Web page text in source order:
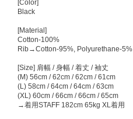
[Color]
Black
[Material]
Cotton-100%
Rib→Cotton-95%, Polyurethane-5%
[Size] 肩幅 / 身幅 / 着丈 / 袖丈
(M) 56cm / 62cm / 62cm / 61cm
(L) 58cm / 64cm / 64cm / 63cm
(XL) 60cm / 66cm / 66cm / 65cm
→着用STAFF 182cm 65kg XL着用